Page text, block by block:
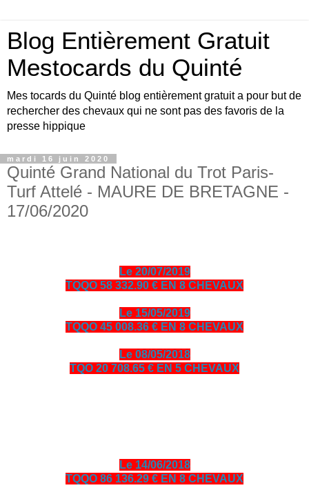
Blog Entièrement Gratuit
Mestocards du Quinté
Mes tocards du Quinté blog entièrement gratuit a pour but de
rechercher des chevaux qui ne sont pas des favoris de la
presse hippique
mardi 16 juin 2020
Quinté Grand National du Trot Paris-
Turf Attelé - MAURE DE BRETAGNE -
17/06/2020
Le 20/07/2019
TQQO 58 332.90 € EN 8 CHEVAUX
Le 15/05/2019
TQQO 45 008.36 € EN 8 CHEVAUX
Le 08/05/2018
TQO 20 708.65 € EN 5 CHEVAUX
Le 14/06/2018
TQQO 86 136.29 € EN 8 CHEVAUX